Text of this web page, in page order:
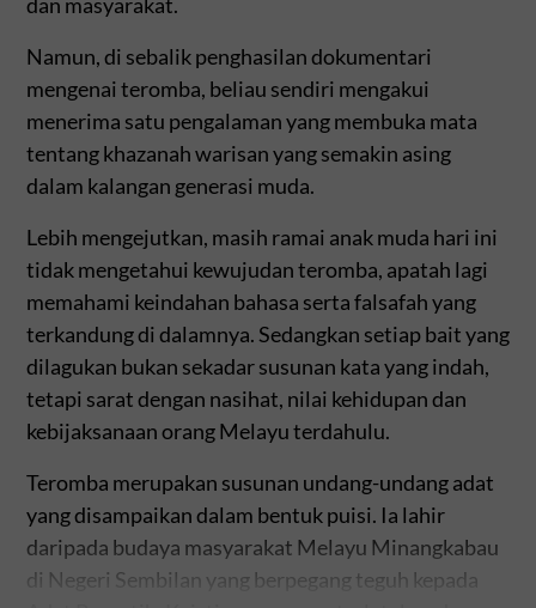
dan masyarakat.
Namun, di sebalik penghasilan dokumentari
mengenai teromba, beliau sendiri mengakui
menerima satu pengalaman yang membuka mata
tentang khazanah warisan yang semakin asing
dalam kalangan generasi muda.
Lebih mengejutkan, masih ramai anak muda hari ini
tidak mengetahui kewujudan teromba, apatah lagi
memahami keindahan bahasa serta falsafah yang
terkandung di dalamnya. Sedangkan setiap bait yang
dilagukan bukan sekadar susunan kata yang indah,
tetapi sarat dengan nasihat, nilai kehidupan dan
kebijaksanaan orang Melayu terdahulu.
Teromba merupakan susunan undang-undang adat
yang disampaikan dalam bentuk puisi. Ia lahir
daripada budaya masyarakat Melayu Minangkabau
di Negeri Sembilan yang berpegang teguh kepada